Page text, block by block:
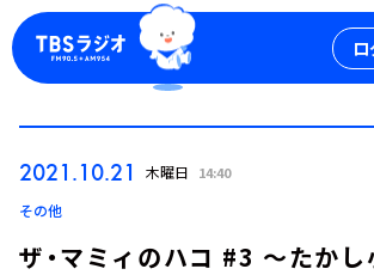
2021.10.21 木曜日 14:40
その他
ザ・マミィのハコ #3 ～たかし